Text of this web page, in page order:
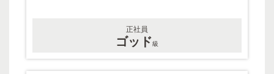
正社員
ゴッド級